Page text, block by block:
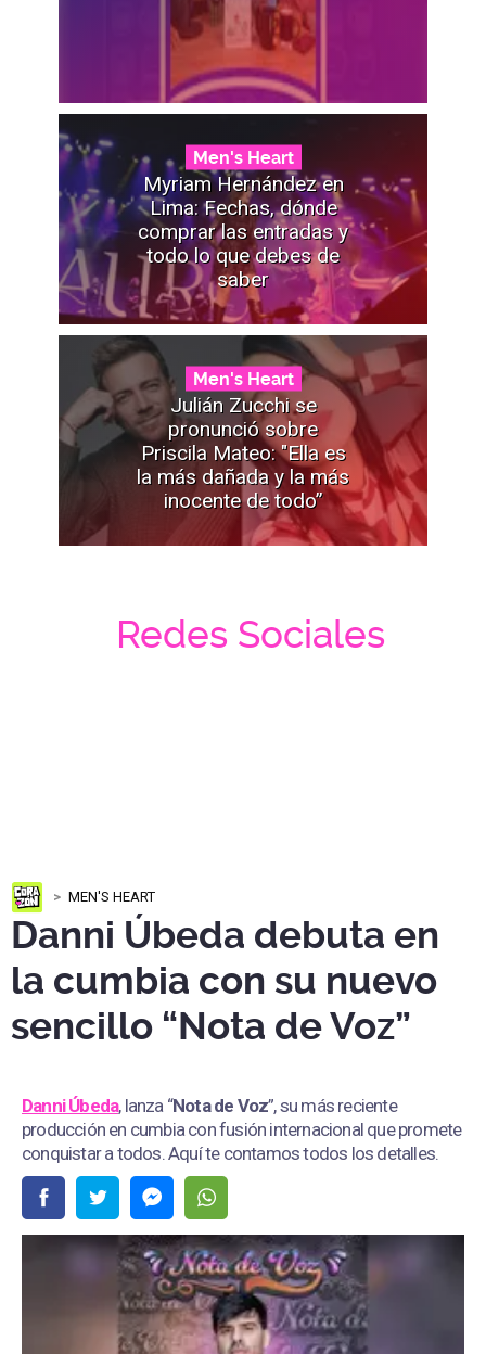
Men's Heart
Myriam Hernández en
Lima: Fechas, dónde
comprar las entradas y
todo lo que debes de
saber
Men's Heart
Julián Zucchi se
pronunció sobre
Priscila Mateo: "Ella es
la más dañada y la más
inocente de todo”
Redes Sociales
MEN'S HEART
Danni Úbeda debuta en
la cumbia con su nuevo
sencillo “Nota de Voz”
Danni Úbeda, lanza “Nota de Voz”, su más reciente
producción en cumbia con fusión internacional que promete
conquistar a todos. Aquí te contamos todos los detalles.